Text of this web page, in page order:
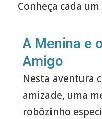
Conheça cada um
A Menina e
Amigo
Nesta aventura
amizade, uma
robôzinho